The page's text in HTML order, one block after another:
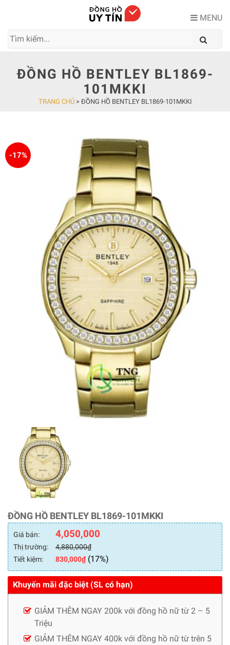
MENU
ĐỒNG HỒ BENTLEY BL1869-
101MKKI
TRANG CHỦ> ĐỒNG HỒ BENTLEY BL1869-101MKKI
-17%
ĐỒNG HỒ BENTLEY BL1869-101MKKI
Giá bán: 4,050,000
Thị trường: 4,880,000₫
Tiết kiệm:
830,000₫(17%)
Khuyến mãi đặc biệt (SL có hạn)
GIẢM THÊM NGAY 200k với đồng hồ nữ từ 2 – 5
Triệu
GIẢM THÊM NGAY 400k với đồng hồ nữ từ trên 5